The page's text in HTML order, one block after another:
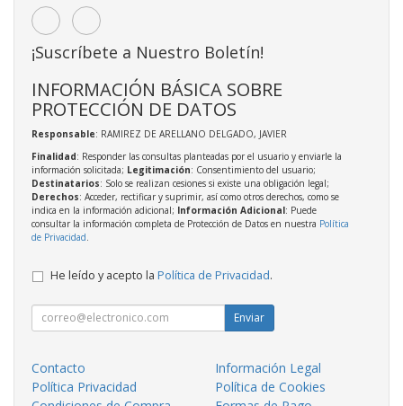
¡Suscríbete a Nuestro Boletín!
INFORMACIÓN BÁSICA SOBRE
PROTECCIÓN DE DATOS
Responsable: RAMIREZ DE ARELLANO DELGADO, JAVIER
Finalidad: Responder las consultas planteadas por el usuario y enviarle la
información solicitada; Legitimación: Consentimiento del usuario;
Destinatarios: Solo se realizan cesiones si existe una obligación legal;
Derechos: Acceder, rectificar y suprimir, así como otros derechos, como se
indica en la información adicional; Información Adicional: Puede
consultar la información completa de Protección de Datos en nuestra Política
de Privacidad
He leído y acepto la Política de Privacidad.
Enviar
Contacto
Información Legal
Política Privacidad
Política de Cookies